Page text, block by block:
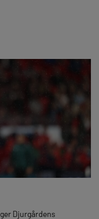
Djurgårdens